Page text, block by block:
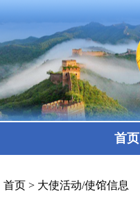
首页
首页 > 大使活动/使馆信息